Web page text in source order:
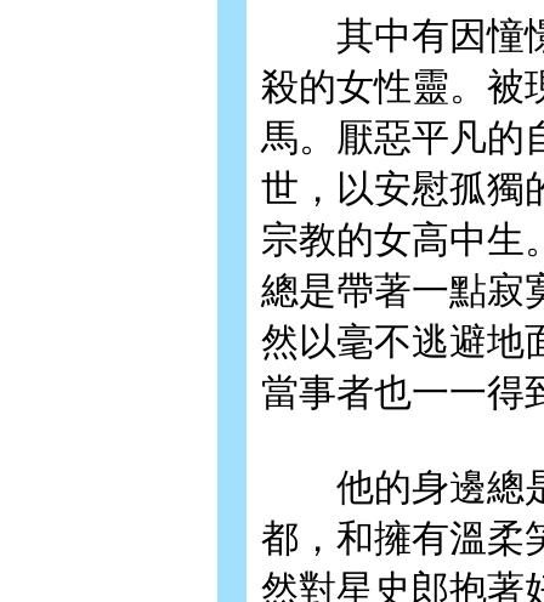
其中有因憧憬
殺的女性靈。被
馬。厭惡平凡的
世，以安慰孤獨
宗教的女高中生
總是帶著一點寂
然以毫不逃避地
當事者也一一得
他的身邊總是
都，和擁有溫柔
然對星史郎抱著